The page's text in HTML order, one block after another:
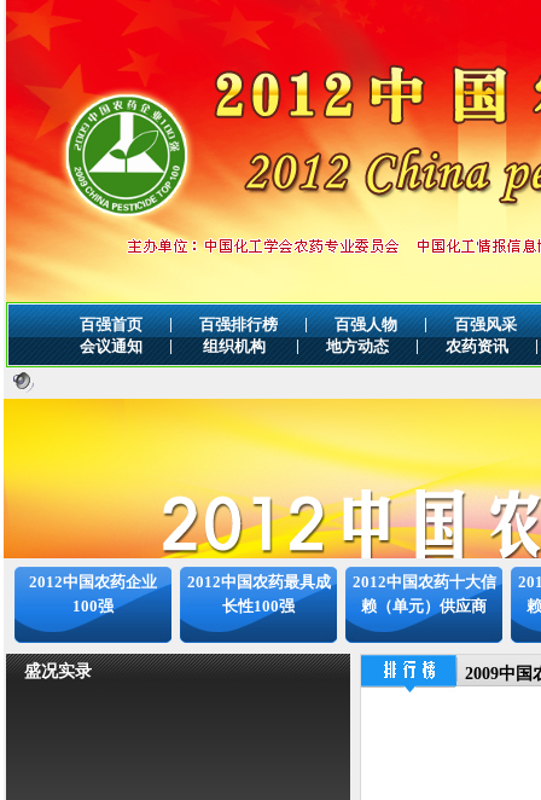
百强首页 | 百强排行榜 | 百强人物 |
百强风采
会议通知
| 组织机构 | 地方动态 | 农药资讯 |
2012中国农药企业
100强
2012中国农药最具成
长性100强
2012中国农药十大信
赖（单元）供应商
盛况实录 2009中国